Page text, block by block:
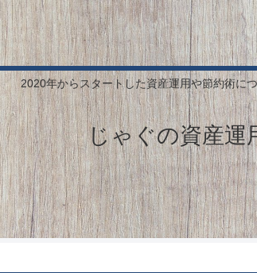
2020年からスタートした資産運用や節約術に
じゃぐの資産運